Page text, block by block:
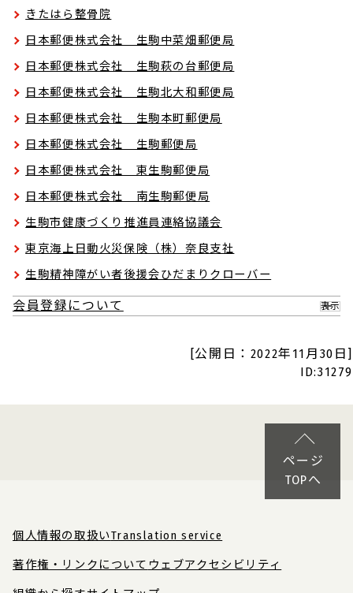
きたはら整骨院
日本郵便株式会社 生駒中菜畑郵便局
日本郵便株式会社 生駒萩の台郵便局
日本郵便株式会社 生駒北大和郵便局
日本郵便株式会社 生駒本町郵便局
日本郵便株式会社 生駒郵便局
日本郵便株式会社 東生駒郵便局
日本郵便株式会社 南生駒郵便局
生駒市健康づくり推進員連絡協議会
東京海上日動火災保険（株）奈良支社
生駒精神障がい者後援会ひだまりクローバー
会員登録について 表示
[公開日：2022年11月30日]
ID:31279
ページ
TOPへ
個人情報の取扱いTranslation service
著作権・リンクについて ウェブアクセシビリティ